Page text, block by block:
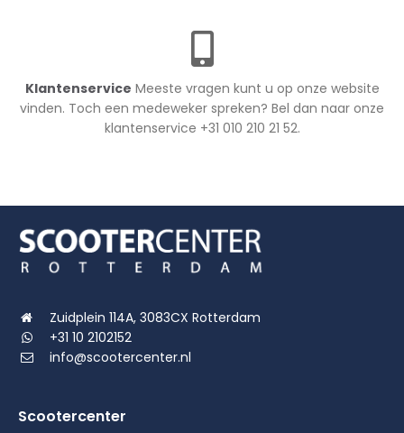
Klantenservice Meeste vragen kunt u op onze website
vinden. Toch een medeweker spreken? Bel dan naar onze
klantenservice +31 010 210 21 52.
Zuidplein 114A, 3083CX Rotterdam
+31 10 2102152
info@scootercenter.nl
Scootercenter